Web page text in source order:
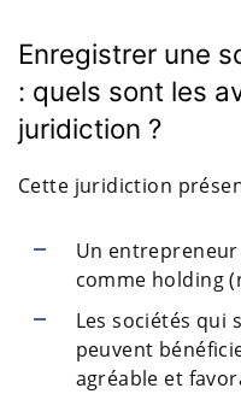
Enregistrer une
: quels sont les
juridiction ?
Cette juridiction
Un
comme holding
Les sociétés qui
peuvent
agréable et